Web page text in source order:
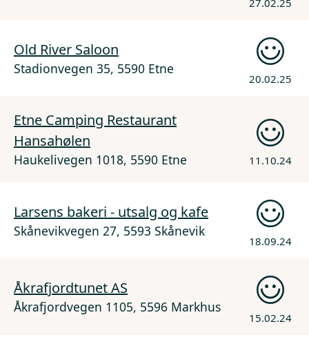
Old River Saloon
Stadionvegen 35, 5590 Etne
20.02.25
Etne Camping Restaurant
Hansahølen
Haukelivegen 1018, 5590 Etne 11.10.24
Larsens bakeri - utsalg og kafe
Skånevikvegen 27, 5593 Skånevik
18.09.24
Åkrafjordtunet AS
Åkrafjordvegen 1105, 5596 Markhus
15.02.24